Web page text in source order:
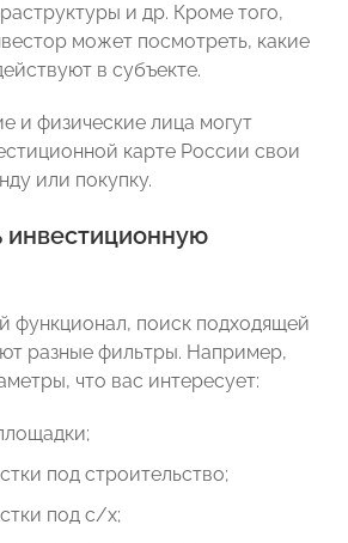
и др. Кроме того,
может посмотреть, какие
в субъекте.
и физические лица могут
карте России свои
или покупку.
инвестиционную
функционал, поиск подходящей
разные фильтры. Например,
что вас интересует:
под строительство;
под с/х;